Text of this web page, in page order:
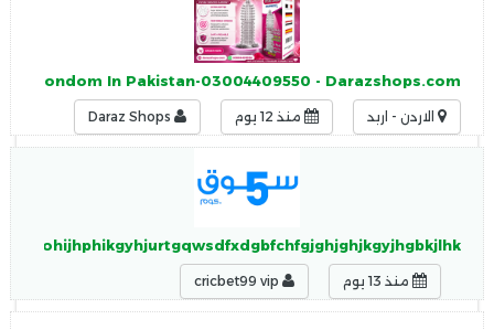
Condom In Pakistan-03004409550 - Darazshops.com
الاردن - اربد منذ 12 يوم
منذ 13 يوم